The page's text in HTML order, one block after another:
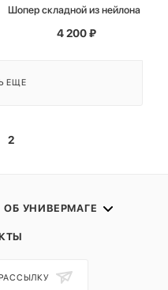
Шопер складной из нейлона
4 200₽
ЕЩЕ
2
ОБ УНИВЕРМАГЕ